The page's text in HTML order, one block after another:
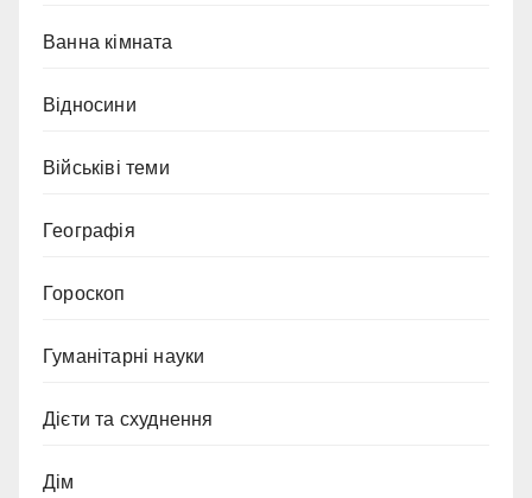
Ванна кімната
Відносини
Військіві теми
Географія
Гороскоп
Гуманітарні науки
Дієти та схуднення
Дім